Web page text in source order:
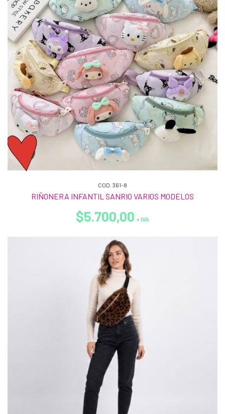
COD. 361-8
RIÑONERA INFANTIL SANRIO VARIOS MODELOS
$5.700,00 + IVA